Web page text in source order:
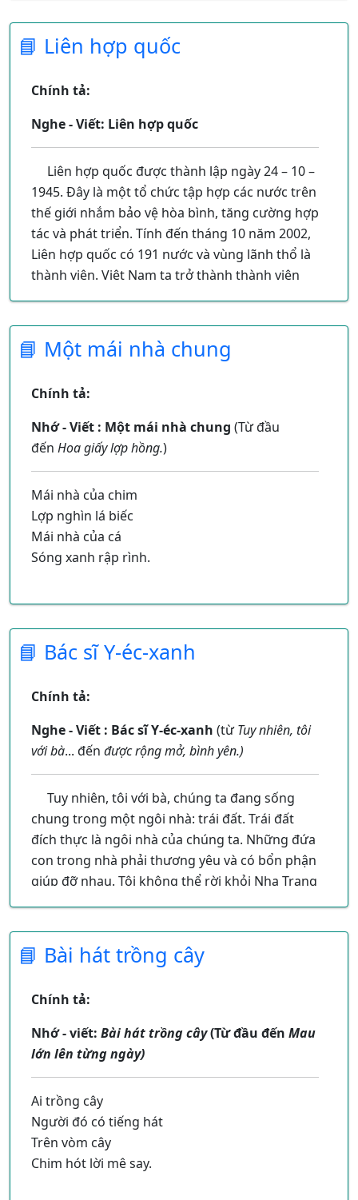
📘 Liên hợp quốc
Chính tả:
Nghe - Viết: Liên hợp quốc
Liên hợp quốc được thành lập ngày 24 – 10 –
1945. Đây là một tổ chức tập hợp các nước trên
thế giới nhắm bảo vệ hòa bình, tăng cường hợp
tác và phát triển. Tính đến tháng 10 năm 2002,
Liên hợp quốc có 191 nước và vùng lãnh thổ là
thành viên. Việt Nam ta trở thành thành viên
📘 Một mái nhà chung
Chính tả:
Nhớ - Viết : Một mái nhà chung (Từ đầu
đến Hoa giấy lợp hồng.)
Mái nhà của chim
Lợp nghìn lá biếc
Mái nhà của cá
Sóng xanh rập rình.
Sâu trong lòng đất
Mái nhà của ốc
Tròn vo bên mình.
Mái nhà của em
Mái nhà của bạn
Hoa giấy lợp hồng.
📘 Bác sĩ Y-éc-xanh
Chính tả:
Nghe - Viết : Bác sĩ Y-éc-xanh (từTuy nhiên, tôi
với bà... đến được rộng mở, bình yên.)
Tuy nhiên, tôi với bà, chúng ta đang sống
chung trong một ngôi nhà: trái đất. Trái đất
đích thực là ngôi nhà của chúng ta. Những đứa
con trong nhà phải thương yêu và có bổn phận
giúp đỡ nhau. Tôi không thể rời khỏi Nha Trang
📘 Bài hát trồng cây
Chính tả:
Nhớ - viết: Bài hát trồng cây(Từ đầu đến Mau
lớn lên từng ngày)
Ai trồng cây
Người đó có tiếng hát
Trên vòm cây
Chim hót lời mê say.